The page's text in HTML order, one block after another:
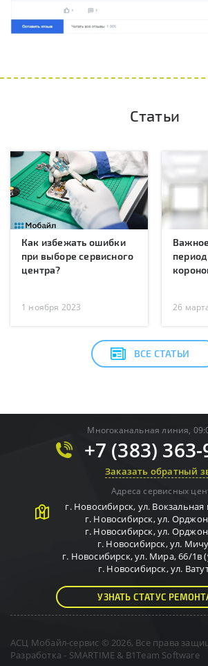
Статьи
Как избежать ошибки
при выборе сервисного
центра?
1 ноября 2023 26
ВСЕ СТАТЬИ
Многоканальная линия,
+7 (383)
Заказать обратный
Адреса сервисных
г. Новосибирск, ул. Вокзальная
г. Новосибирск,ул.
г. Новосибирск,ул.
г. Новосибирск,ул.
г. Новосибирск,ул. Мира, 66/1в
г. Новосибирск,ул.
УЗНАТЬ СТАТУС
АСЦ Мобайл-сервис © 2026, Все права
Разработка - SMARTIME & B1Team Software